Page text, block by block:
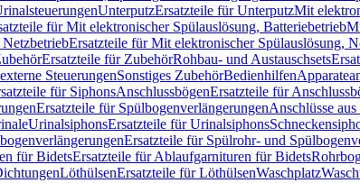
UnterputzErsatzteile für UnterputzMit
für Mit elektronischer Spülauslösung, Batteriebetrieb
Ersatzteile für Mit elektronischer Spülauslösung,
Ersatzteile für ZubehörRohbau- und Austauschsets
SteuerungenSonstiges ZubehörBedienhilfen
für SiphonsAnschlussbögenErsatzteile für
Ersatzteile für SpülbogenverlängerungenAnschlüsse
UrinalsiphonsErsatzteile für Urinalsiphons
Ersatzteile für Spülrohr- und
für BidetsErsatzteile für Ablaufgarnituren für Bidets
LöthülsenErsatzteile für LöthülsenWaschplatz